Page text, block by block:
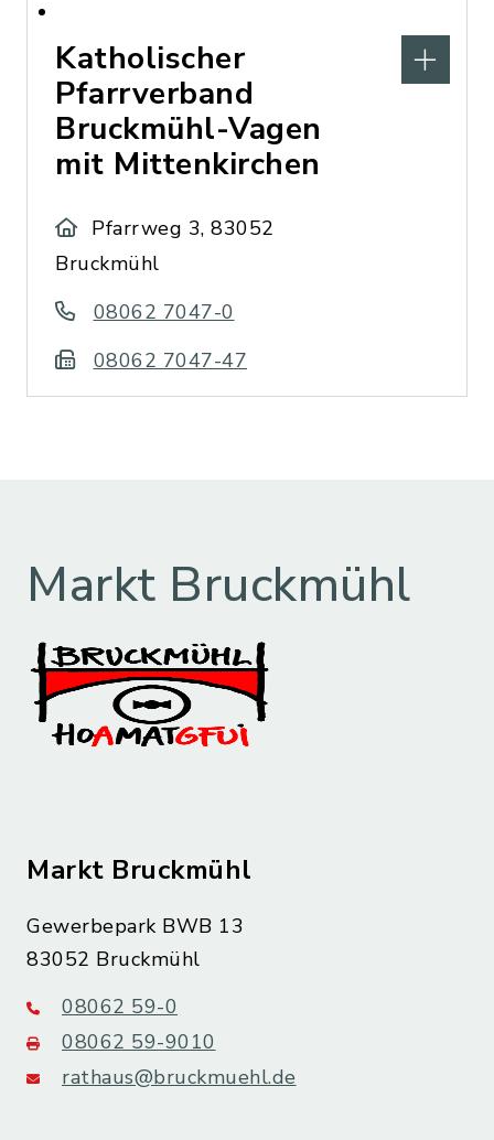
Katholischer
Pfarrverband
Bruckmühl-Vagen
mit Mittenkirchen
Pfarrweg 3, 83052
Bruckmühl
08062 7047-0
08062 7047-47
Markt Bruckmühl
Markt Bruckmühl
Gewerbepark BWB 13
83052 Bruckmühl
08062 59-0
08062 59-9010
rathaus@bruckmuehl.de